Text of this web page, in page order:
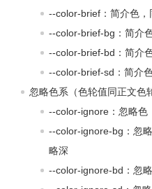
--color-brief：简介色
--color-brief-bg：简介
--color-brief-bd：简介
--color-brief-sd：简介
忽略色系（色轮值同正文色
--color-ignore：忽略色
--color-ignore-bg：忽
略深
--color-ignore-bd：忽